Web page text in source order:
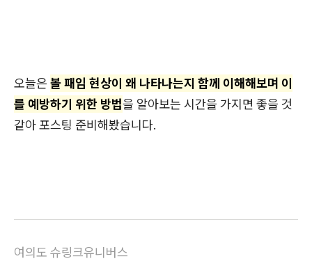
오늘은 볼 패임 현상이 왜 나타나는지 함께 이해해보며 이
를 예방하기 위한 방법을 알아보는 시간을 가지면 좋을 것
같아 포스팅 준비해봤습니다.
여의도 슈링크유니버스